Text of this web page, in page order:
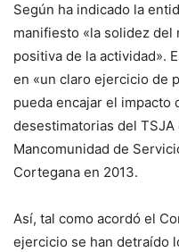
Según ha indicado la
manifiesto «la solidez
positiva de la actividad».
en «un claro ejercicio de
pueda encajar el impacto
desestimatorias del
Mancomunidad de
Cortegana en 2013.
Así, tal como acordó el
ejercicio se han detraído